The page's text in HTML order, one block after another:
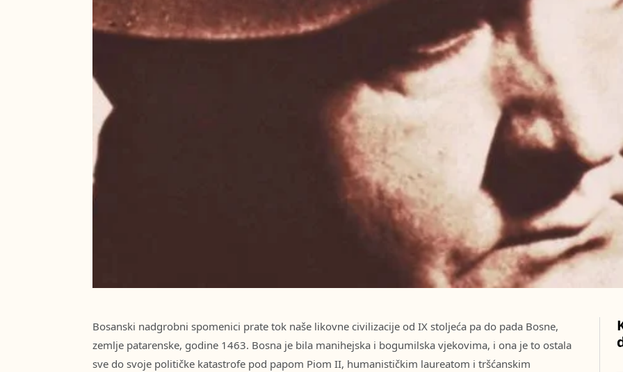
Bosanski nadgrobni spomenici prate tok naše likovne civilizacije od IX stoljeća pa do pada Bosne,
zemlje patarenske, godine 1463. Bosna je bila manihejska i bogumilska vjekovima, i ona je to ostala
sve do svoje političke katastrofe pod papom Piom II, humanističkim laureatom i tršćanskim